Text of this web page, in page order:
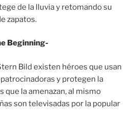
de la lluvia y retomando su
zapatos.
Beginning-
Bild existen héroes que usan
y protegen la
que la amenazan, al mismo
son televisadas por la popular